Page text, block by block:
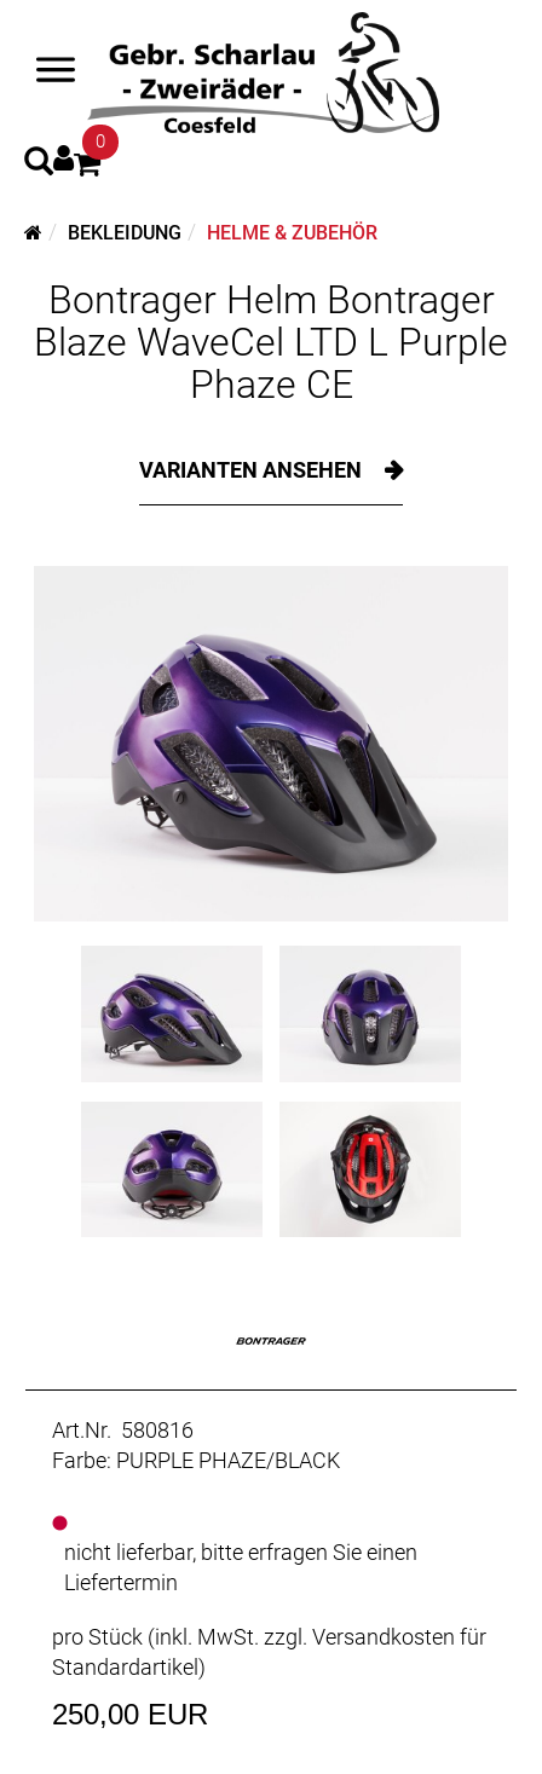
0
BEKLEIDUNG HELME & ZUBEHÖR
Bontrager Helm Bontrager
Blaze WaveCel LTD L Purple
Phaze CE
VARIANTEN ANSEHEN
Art.Nr. 580816
Farbe: PURPLE PHAZE/BLACK
nicht lieferbar, bitte erfragen Sie einen
Liefertermin
pro Stück (inkl. MwSt. zzgl. Versandkosten für
Standardartikel)
250,00 EUR